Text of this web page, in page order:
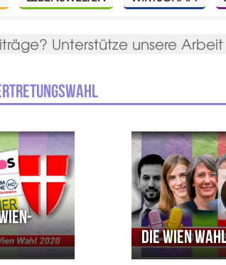
Unterstütze unsere
Die Wien